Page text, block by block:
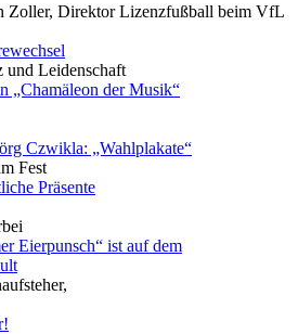
Zoller, Direktor Lizenzfußball beim VfL
und Leidenschaft
„Chamäleon der Musik“
Czwikla: „Wahlplakate“
Fest
Präsente
Eierpunsch“ ist auf dem